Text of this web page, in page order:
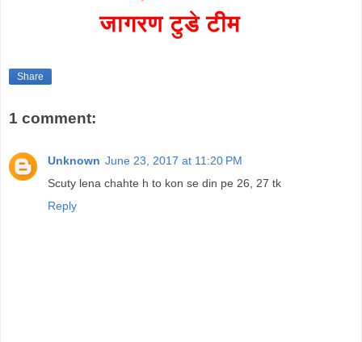
जागरण टुडे टीम
Share
1 comment:
Unknown June 23, 2017 at 11:20 PM
Scuty lena chahte h to kon se din pe 26, 27 tk
Reply